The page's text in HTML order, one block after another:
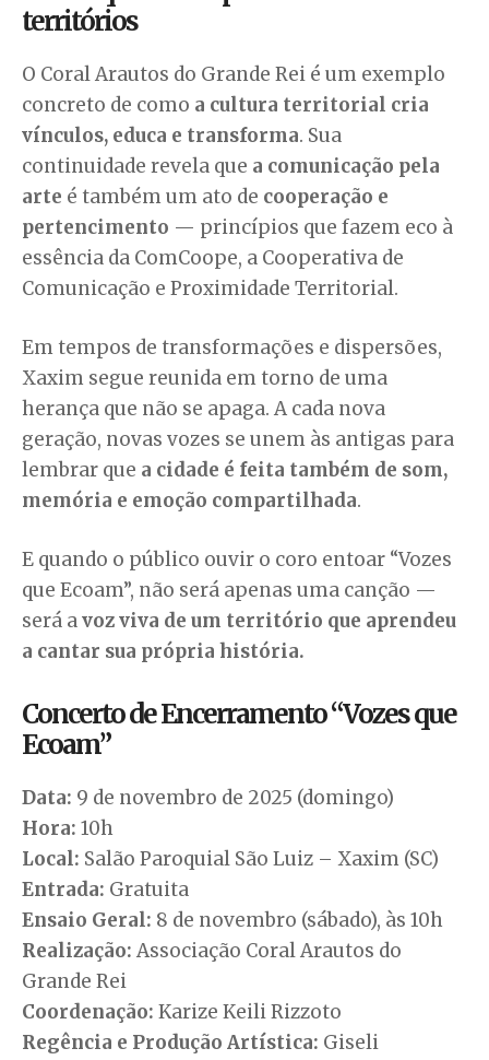
territórios
O Coral Arautos do Grande Rei é um exemplo
concreto de como a cultura territorial cria
vínculos, educa e transforma. Sua
continuidade revela que a comunicação pela
arte é também um ato de cooperação e
pertencimento — princípios que fazem eco à
essência da ComCoope, a Cooperativa de
Comunicação e Proximidade Territorial.
Em tempos de transformações e dispersões,
Xaxim segue reunida em torno de uma
herança que não se apaga. A cada nova
geração, novas vozes se unem às antigas para
lembrar que a cidade é feita também de som,
memória e emoção compartilhada.
E quando o público ouvir o coro entoar “Vozes
que Ecoam”, não será apenas uma canção —
será avoz viva de um território que aprendeu
a cantar sua própria história.
Concerto de Encerramento “Vozes que
Ecoam”
Data: 9 de novembro de 2025 (domingo)
Hora: 10h
Local: Salão Paroquial São Luiz – Xaxim (SC)
Entrada: Gratuita
Ensaio Geral: 8 de novembro (sábado), às 10h
Realização: Associação Coral Arautos do
Grande Rei
Coordenação: Karize Keili Rizzoto
Regência e Produção Artística: Giseli